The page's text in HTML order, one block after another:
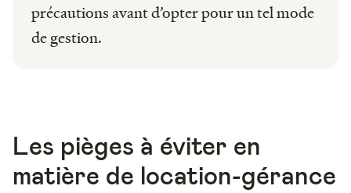
précautions avant d’opter pour un tel mode
de gestion.
Les pièges à éviter en
matière de location-gérance